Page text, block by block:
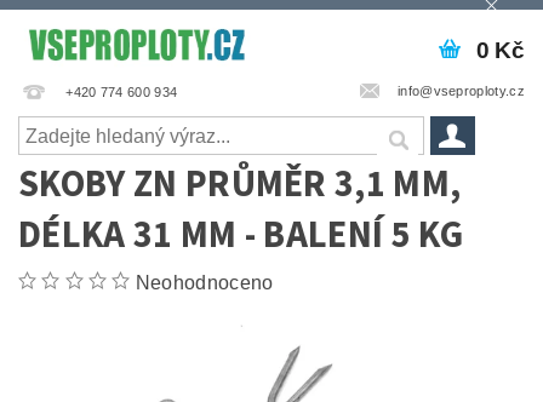
+420 774 600 934 info@vseproploty.cz
0 Kč
SKOBY ZN PRŮMĚR 3,1 MM,
DÉLKA 31 MM - BALENÍ 5 KG
Neohodnoceno